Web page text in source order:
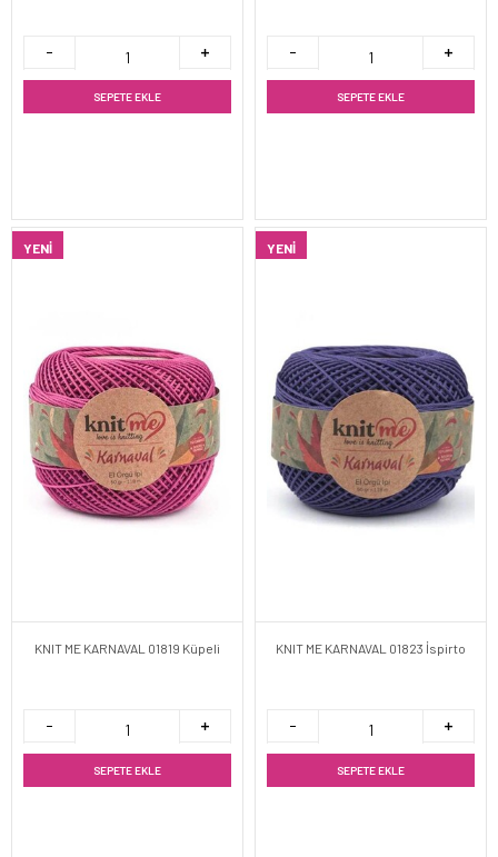
SEPETE EKLE SEPETE EKLE
YENI
KNIT ME KARNAVAL 01819 Küpeli
SEPETE EKLE
YENI
KNIT ME KARNAVAL 01823 İspirto
SEPETE EKLE